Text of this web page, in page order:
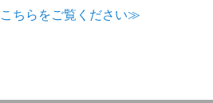
こちらをご覧ください≫